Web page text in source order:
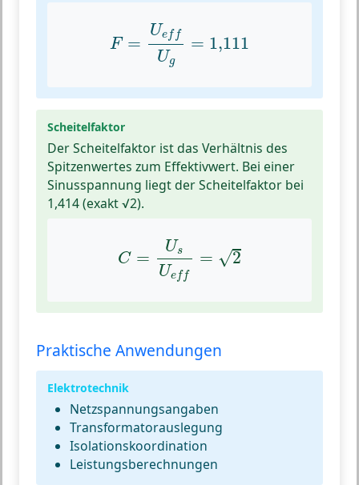
F =
Uef f
Ug
= 1,111
ef Ug
Scheitelfaktor
Der Scheitelfaktor ist das Verhältnis des
Spitzenwertes zum Effektivwert. Bei einer
Sinusspannung liegt der Scheitelfaktor bei
1,414 (exakt √2).
C =
Us
Uef f
= √2
sU
Praktische Anwendungen
Elektrotechnik
Netzspannungsangaben
Transformatorauslegung
Isolationskoordination
Leistungsberechnungen